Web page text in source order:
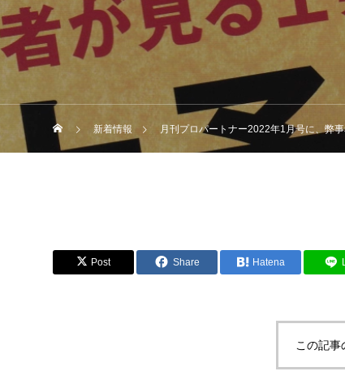
新着情報 月刊プロパートナー2022年1月号に、弊
Post Share Hatena
この記事